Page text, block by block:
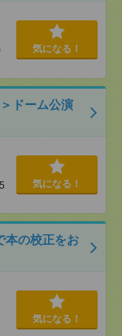
気になる！
ドーム公演
気になる！
本の校正をお
気になる！